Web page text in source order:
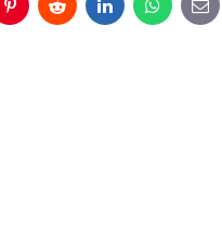
PinterestRedditLinkedInWhatsApp
E-
mail